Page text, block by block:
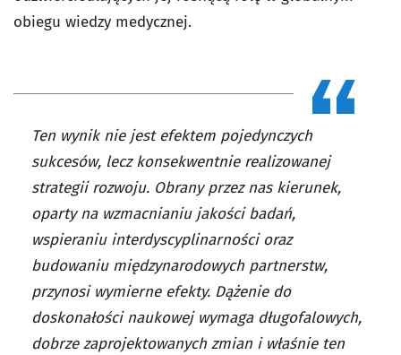
obiegu wiedzy medycznej.
Ten wynik nie jest efektem pojedynczych
sukcesów, lecz konsekwentnie realizowanej
strategii rozwoju. Obrany przez nas kierunek,
oparty na wzmacnianiu jakości badań,
wspieraniu interdyscyplinarności oraz
budowaniu międzynarodowych partnerstw,
przynosi wymierne efekty. Dążenie do
doskonałości naukowej wymaga długofalowych,
dobrze zaprojektowanych zmian i właśnie ten